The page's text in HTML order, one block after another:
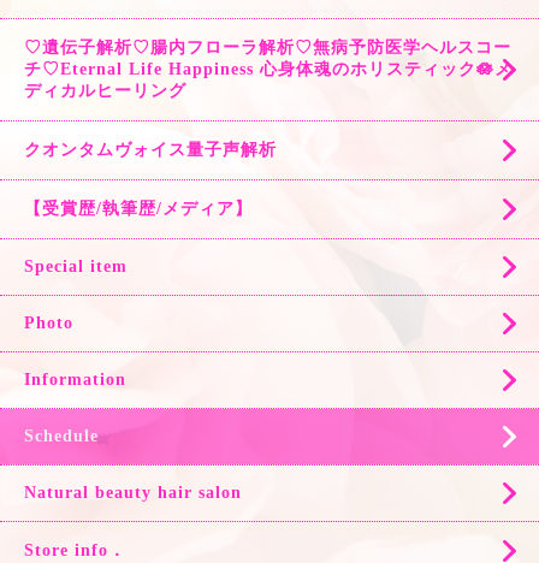
♡遺伝子解析♡腸内フローラ解析♡無病予防医学ヘルスコー
チ♡Eternal Life Happiness 心身体魂のホリスティック🪷メ
ディカルヒーリング
クオンタムヴォイス量子声解析
【受賞歴/執筆歴/メディア】
Special item
Photo
Information
Schedule
Natural beauty hair salon
Store info．